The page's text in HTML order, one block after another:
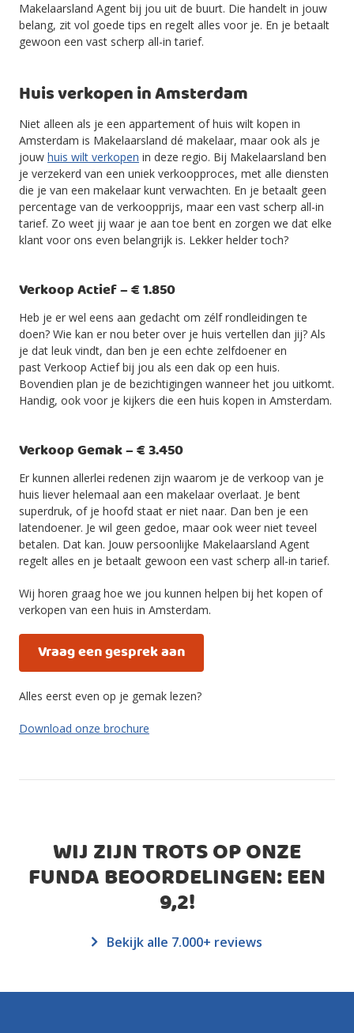
Makelaarsland Agent bij jou uit de buurt. Die handelt in jouw
belang, zit vol goede tips en regelt alles voor je. En je betaalt
gewoon een vast scherp all-in tarief.
Huis verkopen in Amsterdam
Niet alleen als je een appartement of huis wilt kopen in
Amsterdam is Makelaarsland dé makelaar, maar ook als je
jouw huis wilt verkopen in deze regio. Bij Makelaarsland ben
je verzekerd van een uniek verkoopproces, met alle diensten
die je van een makelaar kunt verwachten. En je betaalt geen
percentage van de verkoopprijs, maar een vast scherp all-in
tarief. Zo weet jij waar je aan toe bent en zorgen we dat elke
klant voor ons even belangrijk is. Lekker helder toch?
Verkoop Actief – € 1.850
Heb je er wel eens aan gedacht om zélf rondleidingen te
doen? Wie kan er nou beter over je huis vertellen dan jij? Als
je dat leuk vindt, dan ben je een echte zelfdoener en
past Verkoop Actief bij jou als een dak op een huis.
Bovendien plan je de bezichtigingen wanneer het jou uitkomt.
Handig, ook voor je kijkers die een huis kopen in Amsterdam.
Verkoop Gemak – € 3.450
Er kunnen allerlei redenen zijn waarom je de verkoop van je
huis liever helemaal aan een makelaar overlaat. Je bent
superdruk, of je hoofd staat er niet naar. Dan ben je een
latendoener. Je wil geen gedoe, maar ook weer niet teveel
betalen. Dat kan. Jouw persoonlijke Makelaarsland Agent
regelt alles en je betaalt gewoon een vast scherp all-in tarief.
Wij horen graag hoe we jou kunnen helpen bij het kopen of
verkopen van een huis in Amsterdam.
Vraag een gesprek aan
Alles eerst even op je gemak lezen?
Download onze brochure
WIJ ZIJN TROTS OP ONZE
FUNDA BEOORDELINGEN: EEN
9,2!
Bekijk alle 7.000+ reviews